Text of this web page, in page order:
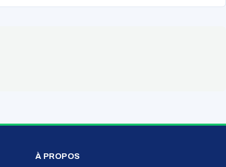
À PROPOS